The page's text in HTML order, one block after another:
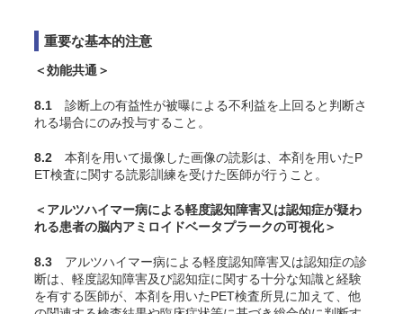
重要な基本的注意
＜効能共通＞
8.1 診断上の有益性が被曝による不利益を上回ると判断さ
れる場合にのみ投与すること。
8.2 本剤を用いて撮像した画像の読影は、本剤を用いたP
ET検査に関する読影訓練を受けた医師が行うこと。
＜アルツハイマー病による軽度認知障害又は認知症が疑わ
れる患者の脳内アミロイドベータプラークの可視化＞
8.3 アルツハイマー病による軽度認知障害又は認知症の診
断は、軽度認知障害及び認知症に関する十分な知識と経験
を有する医師が、本剤を用いたPET検査所見に加えて、他